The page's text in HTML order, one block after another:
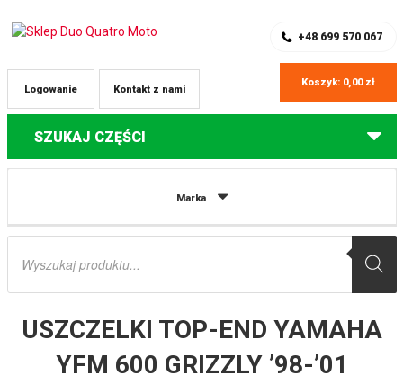
+48 699 570 067
Kontakt z nami
Logowanie
Koszyk: 0,00 zł
SZUKAJ CZĘŚCI
Marka
Wyszukiwarka
Części do quadów Yamaha
USZCZELKI TOP-END YAMAHA
YFM 600 GRIZZLY ’98-’01